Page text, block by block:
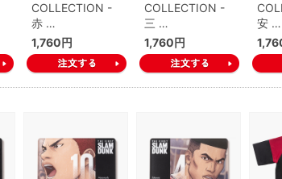
COLLECTION -
赤 …
1,760円
COLLECTION -
三 …
1,760円
安 …